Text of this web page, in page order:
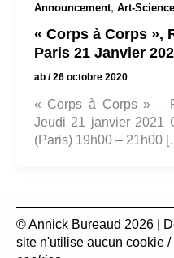
Announcement, Art-Science
« Corps à Corps »,
Paris 21 Janvier
ab /26 octobre 2020
« Corps à Corps » –
Jeudi 21 janvier 2021
(Paris) 19h00 – 21h00
© Annick Bureaud 2026 |
site n'utilise aucun cookie /